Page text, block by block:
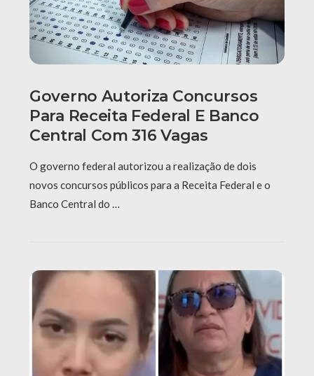
Governo Autoriza Concursos
Para Receita Federal E Banco
Central Com 316 Vagas
O governo federal autorizou a realização de dois
novos concursos públicos para a Receita Federal e o
Banco Central do …